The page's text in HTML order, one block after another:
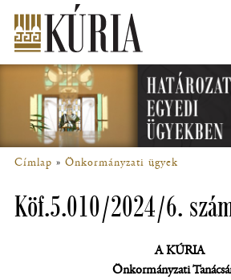
tartalomra
Főmenü
Címlap Önkormányzati ügyek
Köf.5.010/2024/6.
AKÚRIA
Önkormányzati